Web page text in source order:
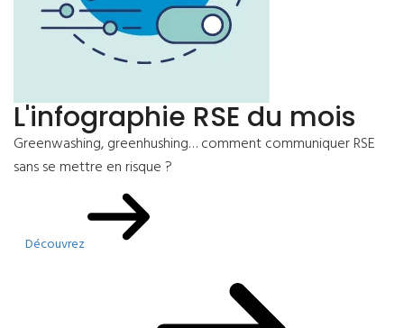
L'infographie RSE du mois
Greenwashing, greenhushing… comment communiquer RSE
sans se mettre en risque ?
Découvrez